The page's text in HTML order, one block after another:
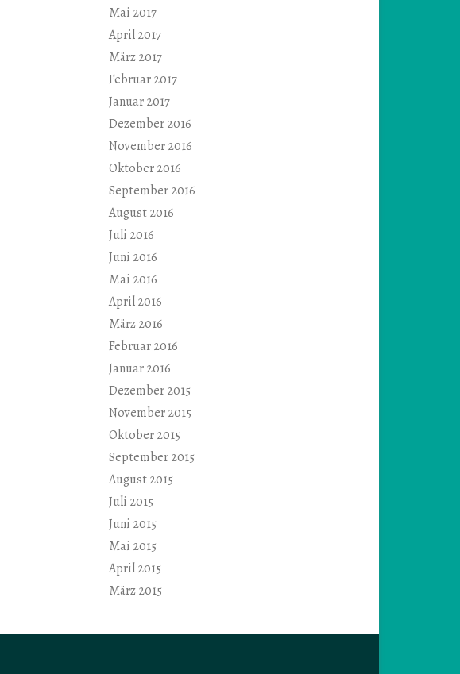
Mai 2017
April 2017
März 2017
Februar 2017
Januar 2017
Dezember 2016
November 2016
Oktober 2016
September 2016
August 2016
Juli 2016
Juni 2016
Mai 2016
April 2016
März 2016
Februar 2016
Januar 2016
Dezember 2015
November 2015
Oktober 2015
September 2015
August 2015
Juli 2015
Juni 2015
Mai 2015
April 2015
März 2015